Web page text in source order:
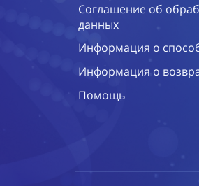
Соглашение об
данных
Информация о
Информация о
Помощь